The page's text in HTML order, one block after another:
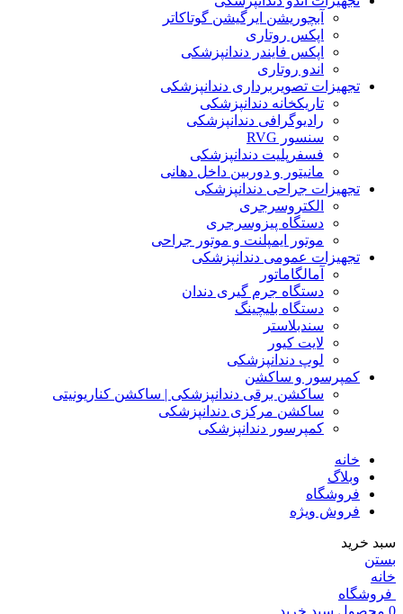
آبچوریشن ایرگیشن گوتاکاتر
اپکس روتاری
اپکس فایندر دندانپزشکی
اندو روتاری
تجهیزات تصویربرداری دندانپزشکی
تاریکخانه دندانپزشکی
رادیوگرافی دندانپزشکی
سنسور RVG
فسفرپلیت دندانپزشکی
مانیتور و دوربین داخل دهانی
تجهیزات جراحی دندانپزشکی
الکتروسرجری
دستگاه پیزوسرجری
موتور ایمپلنت و موتور جراحی
تجهیزات عمومی دندانپزشکی
آمالگاماتور
دستگاه جرم گیری دندان
دستگاه بلیچینگ
سندبلاستر
لایت کیور
لوپ دندانپزشکی
کمپرسور و ساکشن
ساکشن برقی دندانپزشکی | ساکشن کناریونیتی
ساکشن مرکزی دندانپزشکی
کمپرسور دندانپزشکی
خانه
وبلاگ
فروشگاه
فروش ویژه
سبد خرید
بستن
خانه
فروشگاه
0 محصول سبد خرید